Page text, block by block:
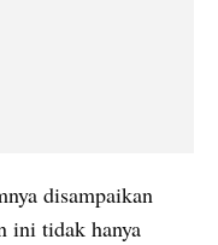
disampaikan
ini tidak hanya